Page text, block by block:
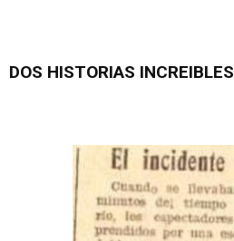
DOS HISTORIAS INCREIBLES